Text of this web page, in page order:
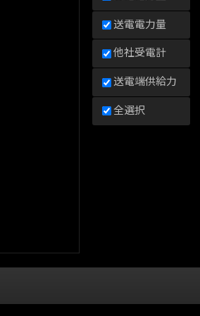
送電電力量
他社受電計
送電端供給力
全選択